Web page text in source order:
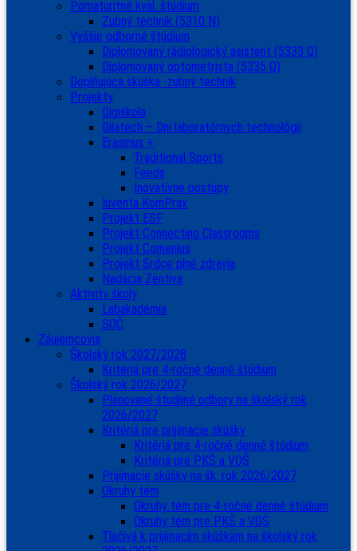
Pomaturitné kval. štúdium
Zubný technik (5310 N)
Vyššie odborné štúdium
Diplomovaný rádiologický asistent (5333 Q)
Diplomovaný optometrista (5335 Q)
Doplňujúca skúška -zubný technik
Projekty
Digiškola
Dilatech – Dni laboratórnych technológií
Erasmus +
Traditional Sports
Feeds
Inovatívne postupy
Iuventa KomPrax
Projekt ESF
Projekt Connecting Classrooms
Projekt Comenius
Projekt Srdce plné zdravia
Nadácia Zentiva
Aktivity školy
Labakadémia
SOČ
Záujemcovia
Školský rok 2027/2028
Kritériá pre 4-ročné denné štúdium
Školský rok 2026/2027
Plánované študijné odbory na školský rok
2026/2027
Kritériá pre prijímacie skúšky
Kritériá pre 4-ročné denné štúdium
Kritériá pre PKŠ a VOŠ
Prijímacie skúšky na šk. rok 2026/2027
Okruhy tém
Okruhy tém pre 4-ročné denné štúdium
Okruhy tém pre PKŠ a VOŠ
Tlačivá k prijímacím skúškam na školský rok